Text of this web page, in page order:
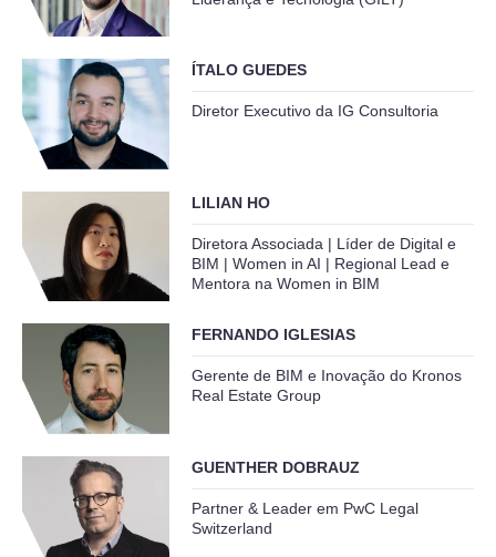
ÍTALO GUEDES
Diretor Executivo da IG Consultoria
LILIAN HO
Diretora Associada | Líder de Digital e
BIM | Women in AI | Regional Lead e
Mentora na Women in BIM
FERNANDO IGLESIAS
Gerente de BIM e Inovação do Kronos
Real Estate Group
GUENTHER DOBRAUZ
Partner & Leader em PwC Legal
Switzerland